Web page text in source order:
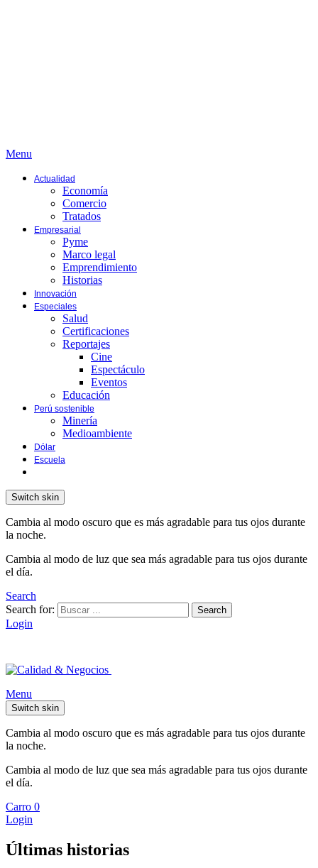
Menu
Actualidad
Economía
Comercio
Tratados
Empresarial
Pyme
Marco legal
Emprendimiento
Historias
Innovación
Especiales
Salud
Certificaciones
Reportajes
Cine
Espectáculo
Eventos
Educación
Perú sostenible
Minería
Medioambiente
Dólar
Escuela
Switch skin
Cambia al modo oscuro que es más agradable para tus ojos durante
la noche.
Cambia al modo de luz que sea más agradable para tus ojos durante
el día.
Search
Search for:
Search
Login
Menu
Switch skin
Cambia al modo oscuro que es más agradable para tus ojos durante
la noche.
Cambia al modo de luz que sea más agradable para tus ojos durante
el día.
Carro 0
Login
Últimas historias